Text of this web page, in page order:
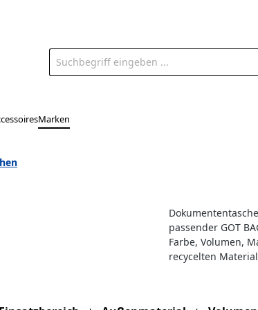
Marken
passender GOT
Farbe, Volumen,
recycelten